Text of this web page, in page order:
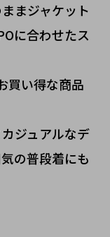
まジャケット
に合わせたス
買い得な商品
ジュアルなデ
の普段着にも